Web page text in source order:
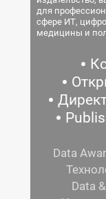
для
сфере ИТ,
медицины и
Data
Data